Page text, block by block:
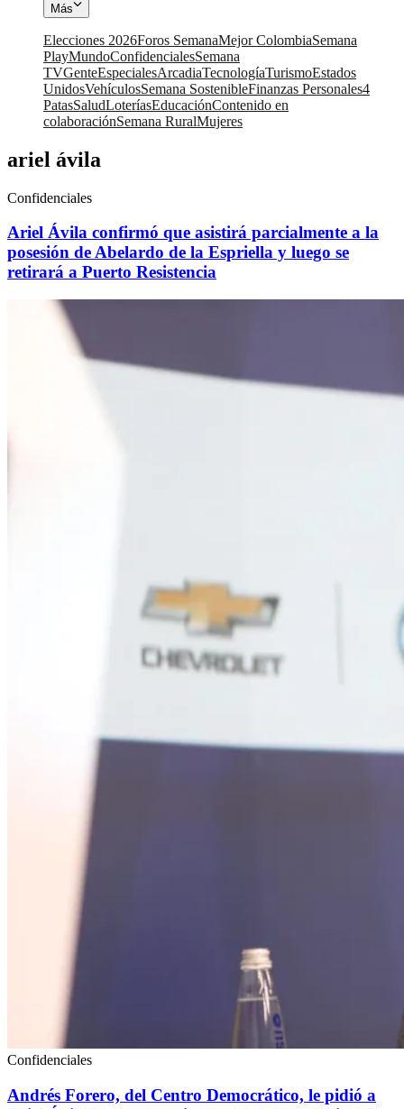
Más
Elecciones 2026Foros SemanaMejor ColombiaSemana
PlayMundoConfidencialesSemana
TVGenteEspecialesArcadiaTecnologíaTurismoEstados
UnidosVehículosSemana SostenibleFinanzas Personales4
PatasSaludLoteríasEducaciónContenido en
colaboraciónSemana RuralMujeres
ariel ávila
Confidenciales
Ariel Ávila confirmó que asistirá parcialmente a la
posesión de Abelardo de la Espriella y luego se
retirará a Puerto Resistencia
Confidenciales
Andrés Forero, del Centro Democrático, le pidió a